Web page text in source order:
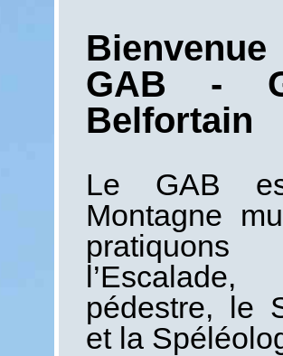
GAB -
Belfortain
Le GAB
Montagne
pédestre, le
et la